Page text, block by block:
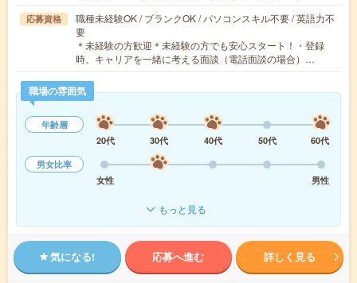
応募資格
職種未経験OK / ブランクOK / パソコンスキル不要 / 英語力不
要
＊未経験の方歓迎＊未経験の方でも安心スタート！・登録
時、キャリアを一緒に考える面談（電話面談の場合）…
職場の雰囲気
年齢層
20代
30代 40代 50代
60代
男女比率
女性
男性
もっと見る
気になる! 応募へ進む 詳しく見る